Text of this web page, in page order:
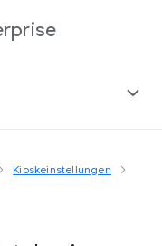
Kioskeinstellungen